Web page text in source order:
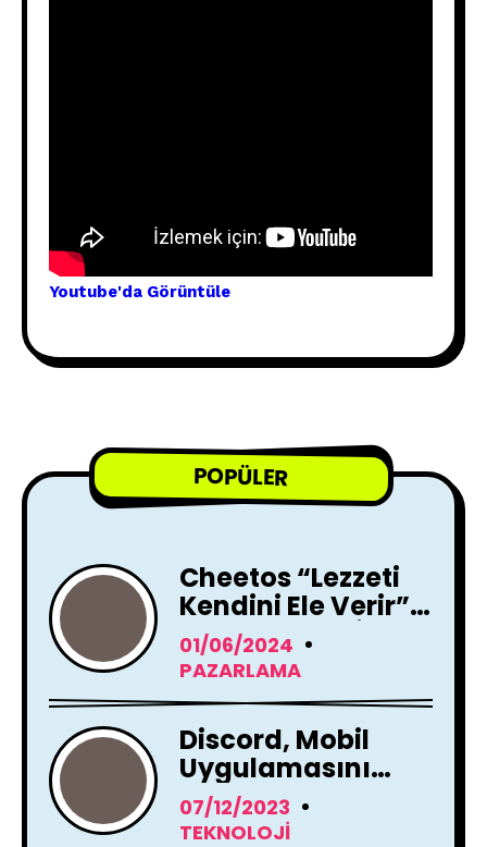
Youtube'da Görüntüle
POPÜLER
Cheetos “Lezzeti
Kendini Ele Verir”
Reklam Filmi İle
Yayında !
01/06/2024
PAZARLAMA
Discord, Mobil
Uygulamasını
Tamamen
Yenileme Kararı
07/12/2023
TEKNOLOJI